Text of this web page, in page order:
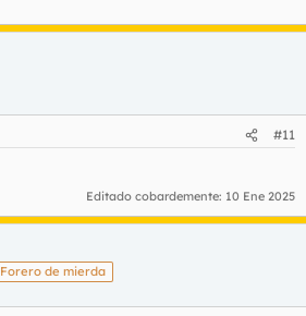
#11
Editado cobardemente: 10 Ene 2025
Forero de mierda